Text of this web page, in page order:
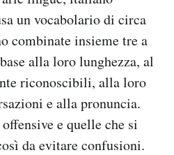
un vocabolario di circa
combinate insieme tre a
alla loro lunghezza, al
riconoscibili, alla loro
e alla pronuncia.
e quelle che si
da evitare confusioni.